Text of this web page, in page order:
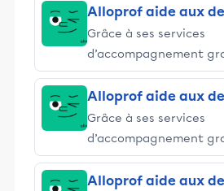
et leurs parents dans
éducative.
Alloprof aide aux
Grâce à ses services
d’accompagnement
stimulants, Alloprof
et leurs parents dans
éducative.
Alloprof aide aux
Grâce à ses services
d’accompagnement
stimulants, Alloprof
et leurs parents dans
Alloprof aide aux